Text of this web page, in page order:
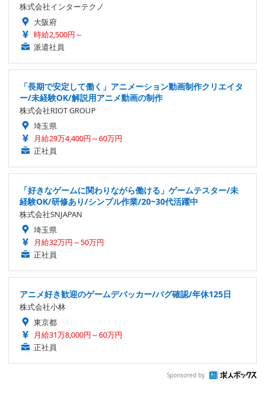
株式会社インターテクノ
大阪府
時給2,500円～
派遣社員
「長期で安定して働く」アニメーション動画制作クリエイタ
ー/未経験OK/解説用アニメ動画の制作
株式会社RIOT GROUP
埼玉県
月給29万4,400円～60万円
正社員
「好きなゲームに関わりながら働ける」ゲームテスター/未
経験OK/研修あり/シンプル作業/20~30代活躍中
株式会社SNJAPAN
埼玉県
月給32万円～50万円
正社員
アニメ好き歓迎のゲームデバッカー/バグ確認/年休125日
株式会社小林
東京都
月給31万8,000円～60万円
正社員
Sponsored by